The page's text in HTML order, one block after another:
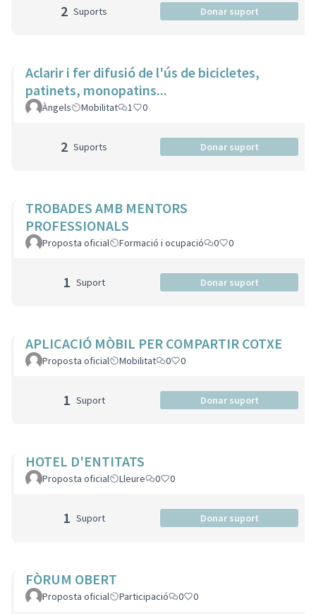
2 Suports Donar suport
Aclarir i fer difusió de l'ús de bicicletes,
patinets, monopatins...
Àngels Mobilitat 1 0
2 Suports Donar suport
TROBADES AMB MENTORS
PROFESSIONALS
Proposta oficial Formació i ocupació 0 0
1 Suport Donar suport
APLICACIÓ MÒBIL PER COMPARTIR COTXE
Proposta oficial Mobilitat 0 0
1 Suport Donar suport
HOTEL D'ENTITATS
Proposta oficial Lleure 0 0
1 Suport Donar suport
FÒRUM OBERT
Proposta oficial Participació 0 0